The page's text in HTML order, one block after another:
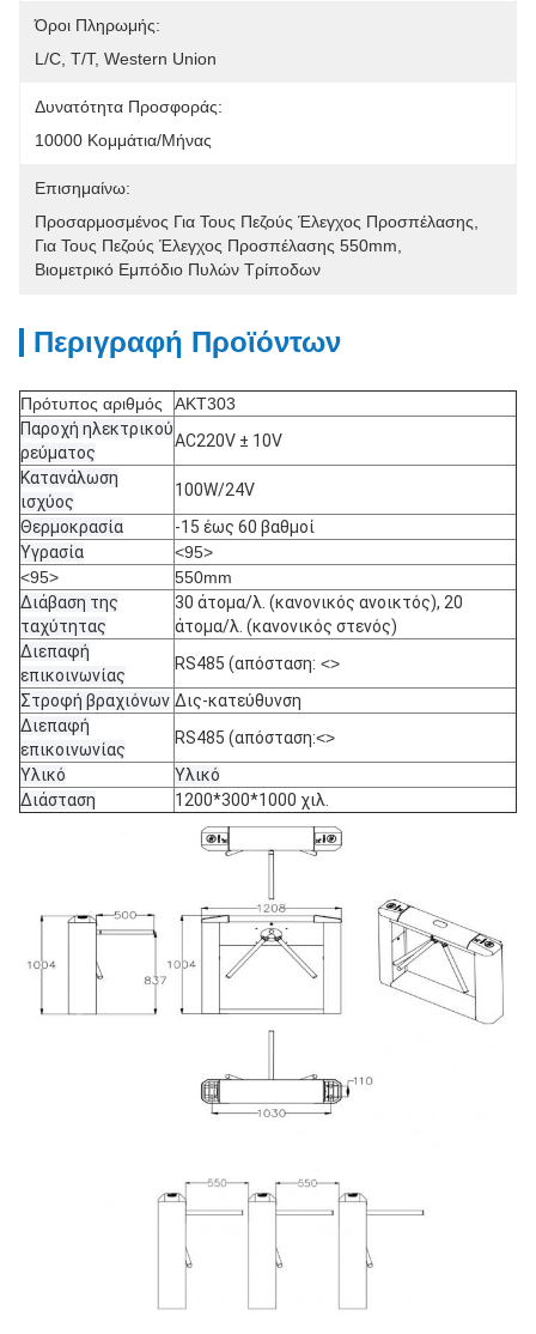
Όροι Πληρωμής:
L/C, T/T, Western Union
Δυνατότητα Προσφοράς:
10000 Κομμάτια/μήνας
Επισημαίνω:
Προσαρμοσμένος Για Τους Πεζούς Έλεγχος Προσπέλασης
Για Τους Πεζούς Έλεγχος Προσπέλασης 550mm
Βιομετρικό Εμπόδιο Πυλών Τρίποδων
Περιγραφή Προϊόντων
Πρότυπος αριθμός
AKT303
Παροχή ηλεκτρικού
ρεύματος
AC220V ± 10V
Κατανάλωση
ισχύος
100W/24V
Θερμοκρασία
-15 έως 60 βαθμοί
Υγρασία
<95>
<95>
550mm
Διάβαση της
ταχύτητας
30 άτομα/λ. (κανονικός ανοικτός), 20
άτομα/λ. (κανονικός στενός)
Διεπαφή
επικοινωνίας
RS485 (απόσταση: <>
Στροφή βραχιόνων Δις-κατεύθυνση
Διεπαφή
επικοινωνίας
RS485 (απόσταση:<>
Υλικό
Υλικό
Διάσταση
1200*300*1000 χιλ.